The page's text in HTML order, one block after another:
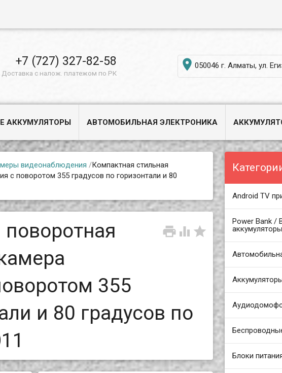
+7 (727) 327-82-58
Доставка с налож. платежом по РК
 050046 г. Алматы, ул.
АККУМУЛЯТОРЫ АВТОМОБИЛЬНАЯ ЭЛЕКТРОНИКА
Android TV
Power Bank /
аккумуляторы
Блоки
видеонаблюдения /Компактная стильная
с поворотом 355 градусов по горизонтали и 80
  
355
и 80 градусов по